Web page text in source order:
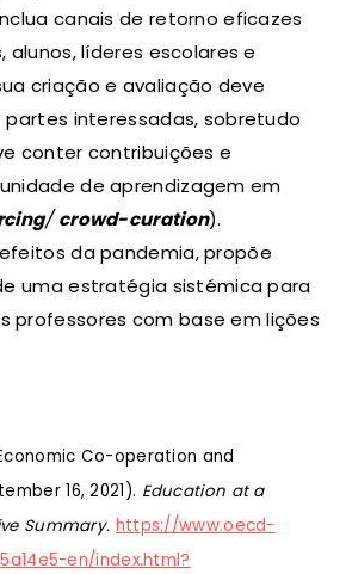
canais de retorno eficazes
alunos, líderes escolares e
criação e avaliação deve
interessadas, sobretudo
conter contribuições e
de aprendizagem em
/crowd-curation).
da pandemia, propõe
uma estratégia sistémica para
professores com base em lições
Co-operation and
16, 2021). Education at a
Summary. https://www.oecd-
en/index.html?